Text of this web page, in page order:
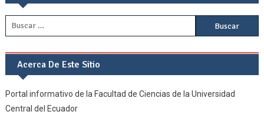
Buscar:
Acerca De Este Sitio
Portal informativo de la Facultad de Ciencias de la Universidad
Central del Ecuador